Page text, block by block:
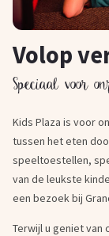
Volop
Speciaal voor
Kids Plaza is voor
tussen het eten
speeltoestellen,
van de leukste
een bezoek bij
Terwijl u geniet